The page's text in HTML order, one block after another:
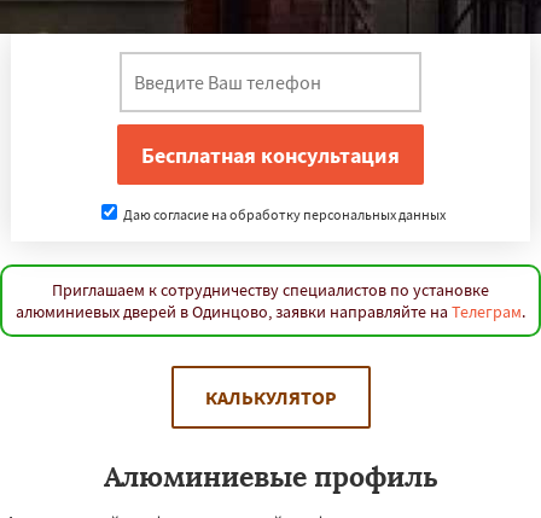
Даю согласие на обработку персональных данных
Приглашаем к сотрудничеству специалистов по установке
алюминиевых дверей в Одинцово, заявки направляйте на Телеграм.
КАЛЬКУЛЯТОР
Алюминиевые профиль